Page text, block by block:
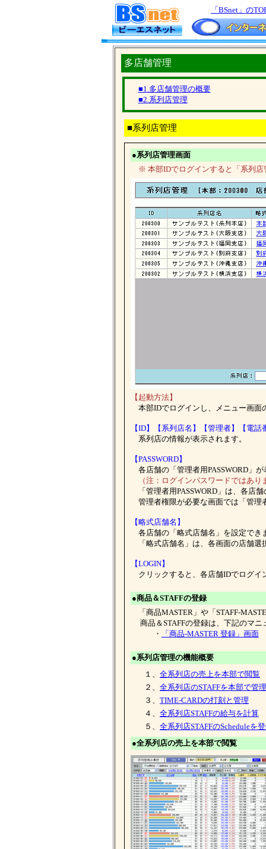
「BSnet」の
多店舗管理
■1.多店舗管理の概要
■2.系列店管理
■系列店管理
●系列店管理画面
※ 本部IDでログインすると「系列
【起動方法】
本部IDでログインし、メニュー画
【ID】【系列店名】【管理者】【電話
系列店の情報が表示されます。
【PASSWORD】
各店舗の「管理者用PASSWORD」
（注：ログインパスワードではあり
「管理者用PASSWORD」は、各店舗
管理者権限が必要な画面では「管理
【略式店舗名】
各店舗の「略式店舗名」を設定でき
「略式店舗名」は、各画面の店舗選
【LOGIN】
クリックすると、各店舗IDでログイ
●商品＆STAFFの登録
「商品MASTER」や「STAFF-
商品＆STAFFの登録は、下記のマニ
・
「商品-MASTER 登録」画面
●系列店管理の機能概要
１、 全系列店の売上を本部で閲覧
２、 全系列店のSTAFFを本部で管理
３、 TIME-CARDの打刻と管理
４、 全系列店STAFFの給与を計算
５、 全系列店STAFFのScheduleを
●全系列店の売上を本部で閲覧